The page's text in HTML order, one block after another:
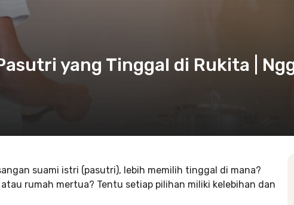
yang Tinggal di Rukita |
suami istri (pasutri), lebih memilih tinggal di mana?
rumah mertua? Tentu setiap pilihan miliki kelebihan dan